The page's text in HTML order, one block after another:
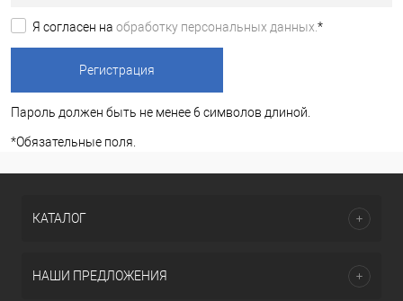
Я согласен на обработку персональных данных. *
Пароль должен быть не менее 6 символов длиной.
*Обязательные поля.
КАТАЛОГ
НАШИ ПРЕДЛОЖЕНИЯ